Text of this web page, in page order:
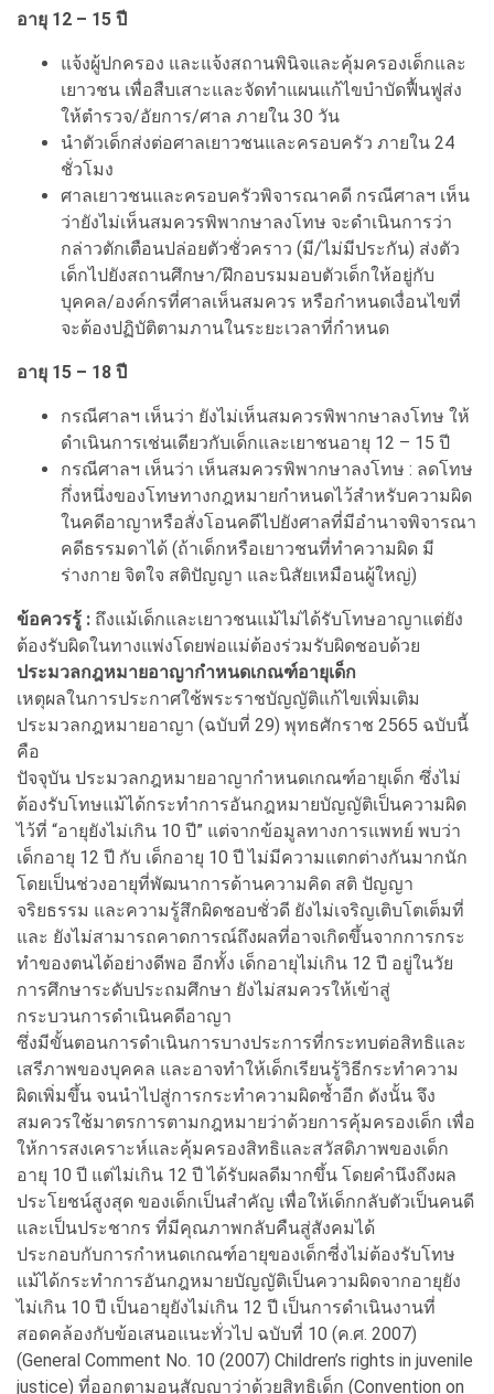
อายุ 12 – 15 ปี
แจ้งผู้ปกครอง และแจ้งสถานพินิจและคุ้มครองเด็กและ
เยาวชน เพื่อสืบเสาะและจัดทำแผนแก้ไขบำบัดฟื้นฟูส่ง
ให้ตำรวจ/อัยการ/ศาล ภายใน 30 วัน
นำตัวเด็กส่งต่อศาลเยาวชนและครอบครัว ภายใน 24
ชั่วโมง
ศาลเยาวชนและครอบครัวพิจารณาคดี กรณีศาลฯ เห็น
ว่ายังไม่เห็นสมควรพิพากษาลงโทษ จะดำเนินการว่า
กล่าวตักเตือนปล่อยตัวชั่วคราว (มี/ไม่มีประกัน) ส่งตัว
เด็กไปยังสถานศึกษา/ฝึกอบรมมอบตัวเด็กให้อยู่กับ
บุคคล/องค์กรที่ศาลเห็นสมควร หรือกำหนดเงื่อนไขที่
จะต้องปฏิบัติตามภานในระยะเวลาที่กำหนด
อายุ 15 – 18 ปี
กรณีศาลฯ เห็นว่า ยังไม่เห็นสมควรพิพากษาลงโทษ ให้
ดำเนินการเช่นเดียวกับเด็กและเยาชนอายุ 12 – 15 ปี
กรณีศาลฯ เห็นว่า เห็นสมควรพิพากษาลงโทษ : ลดโทษ
กึ่งหนึ่งของโทษทางกฎหมายกำหนดไว้สำหรับความผิด
ในคดีอาญาหรือสั่งโอนคดีไปยังศาลที่มีอำนาจพิจารณา
คดีธรรมดาได้ (ถ้าเด็กหรือเยาวชนที่ทำความผิด มี
ร่างกาย จิตใจ สติปัญญา และนิสัยเหมือนผู้ใหญ่)
ข้อควรรู้ : ถึงแม้เด็กและเยาวชนแม้ไม่ได้รับโทษอาญาแต่ยัง
ต้องรับผิดในทางแพ่งโดยพ่อแม่ต้องร่วมรับผิดชอบด้วย
ประมวลกฎหมายอาญากำหนดเกณฑ์อายุเด็ก
เหตุผลในการประกาศใช้พระราชบัญญัติแก้ไขเพิ่มเติม
ประมวลกฎหมายอาญา (ฉบับที่ 29) พุทธศักราช 2565 ฉบับนี้
คือ
ปัจจุบัน ประมวลกฎหมายอาญากำหนดเกณฑ์อายุเด็ก ซึ่งไม่
ต้องรับโทษแม้ได้กระทำการอันกฎหมายบัญญัติเป็นความผิด
ไว้ที่ “อายุยังไม่เกิน 10 ปี” แต่จากข้อมูลทางการแพทย์ พบว่า
เด็กอายุ 12 ปี กับ เด็กอายุ 10 ปี ไม่มีความแตกต่างกันมากนัก
โดยเป็นช่วงอายุที่พัฒนาการด้านความคิด สติ ปัญญา
จริยธรรม และความรู้สึกผิดชอบชั่วดี ยังไม่เจริญเติบโตเต็มที่
และ ยังไม่สามารถคาดการณ์ถึงผลที่อาจเกิดขึ้นจากการกระ
ทำของตนได้อย่างดีพอ อีกทั้ง เด็กอายุไม่เกิน 12 ปี อยู่ในวัย
การศึกษาระดับประถมศึกษา ยังไม่สมควรให้เข้าสู่
กระบวนการดำเนินคดีอาญา
ซึ่งมีขั้นตอนการดำเนินการบางประการที่กระทบต่อสิทธิและ
เสรีภาพของบุคคล และอาจทำให้เด็กเรียนรู้วิธีกระทำความ
ผิดเพิ่มขึ้น จนนำไปสู่การกระทำความผิดซ้ำอีก ดังนั้น จึง
สมควรใช้มาตรการตามกฎหมายว่าด้วยการคุ้มครองเด็ก เพื่อ
ให้การสงเคราะห์และคุ้มครองสิทธิและสวัสดิภาพของเด็ก
อายุ 10 ปี แต่ไม่เกิน 12 ปี ได้รับผลดีมากขึ้น โดยคำนึงถึงผล
ประโยชน์สูงสุด ของเด็กเป็นสำคัญ เพื่อให้เด็กกลับตัวเป็นคนดี
และเป็นประชากร ที่มีคุณภาพกลับคืนสู่สังคมได้
ประกอบกับการกำหนดเกณฑ์อายุของเด็กซี่งไม่ต้องรับโทษ
แม้ได้กระทำการอันกฎหมายบัญญัติเป็นความผิดจากอายุยัง
ไม่เกิน 10 ปี เป็นอายุยังไม่เกิน 12 ปี เป็นการดำเนินงานที่
สอดคล้องกับข้อเสนอแนะทั่วไป ฉบับที่ 10 (ค.ศ. 2007)
(General Comment No. 10 (2007) Children’s rights in juvenile
justice) ที่ออกตามอนุสัญญาว่าด้วยสิทธิเด็ก (Convention on